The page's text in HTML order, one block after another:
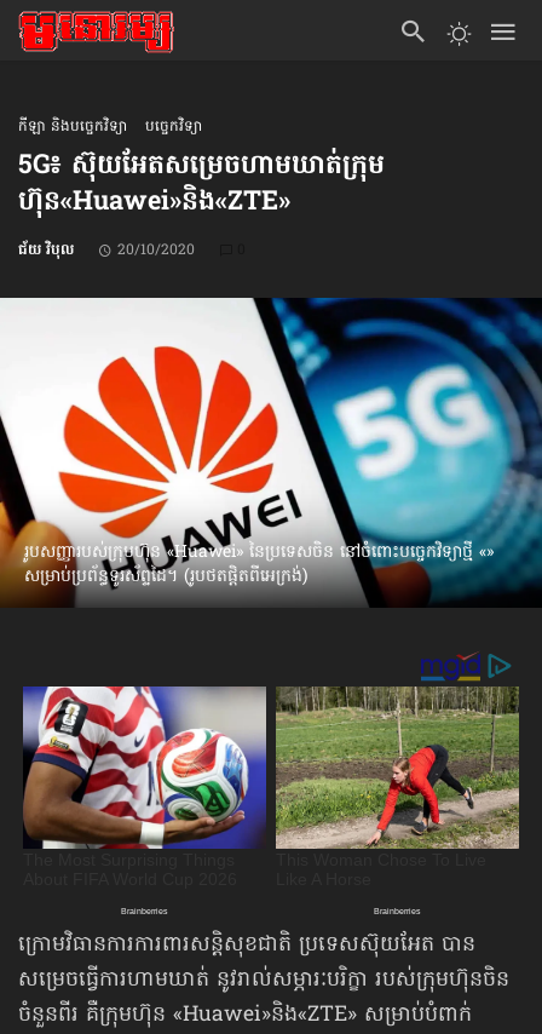
កីឡា និងបច្ចេកវិទ្យា បច្ចេកវិទ្យា
5G៖ ស៊ុយអែតសម្រេច​ហាមឃាត់​ក្រុម
ហ៊ុន«Huawei»និង«ZTE»
ជ័យ វិបុល 20/10/2020
រូបសញ្ញារបស់ក្រុមហ៊ុន «Huawei» នៃប្រទេសចិន នៅចំពោះបច្ចេកវិទ្យាថ្មី «»
សម្រាប់ប្រព័ន្ធទូរស័ព្ទដៃ។ (រូបថតផ្តិតពីអេក្រង់)
ក្រោមវិធានការការពារសន្តិសុខជាតិ ប្រទេសស៊ុយអែត បាន
សម្រេចធ្វើការហាមឃាត់ នូវរាល់សម្ភារៈបរិក្ខា របស់ក្រុមហ៊ុនចិន
ចំនួនពីរ គឺក្រុមហ៊ុន «Huawei»​និង«ZTE» សម្រាប់បំពាក់​